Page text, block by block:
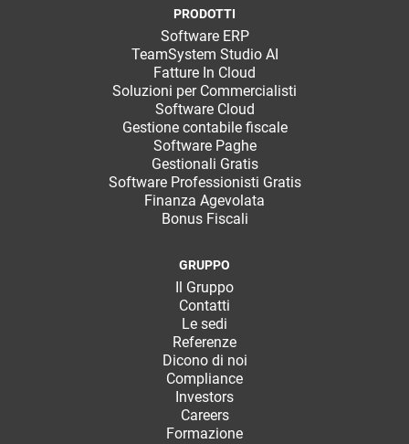
PRODOTTI
Software ERP
TeamSystem Studio AI
Fatture In Cloud
Soluzioni per Commercialisti
Software Cloud
Gestione contabile fiscale
Software Paghe
Gestionali Gratis
Software Professionisti Gratis
Finanza Agevolata
Bonus Fiscali
GRUPPO
Il Gruppo
Contatti
Le sedi
Referenze
Dicono di noi
Compliance
Investors
Careers
Formazione